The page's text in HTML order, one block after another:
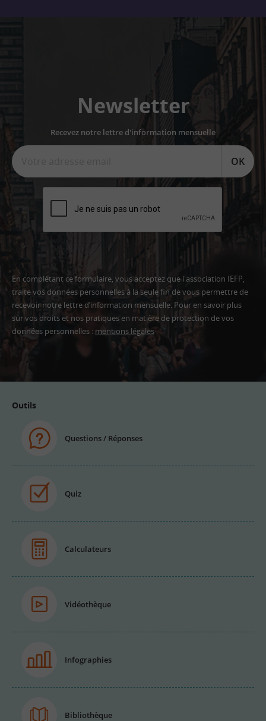
Newsletter
Recevez notre lettre d'information mensuelle
OK
En complétant ce formulaire, vous acceptez que l'association IEFP,
traite vos données personnelles à la seule fin de vous permettre de
recevoir notre lettre d’information mensuelle. Pour en savoir plus
sur vos droits et nos pratiques en matière de protection de vos
données personnelles : mentions légales
Outils
Questions / Réponses
Quiz
Calculateurs
Vidéothèque
Infographies
Bibliothèque